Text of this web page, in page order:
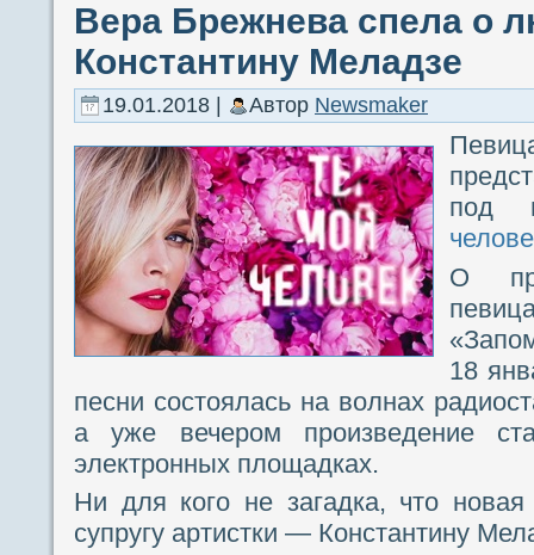
Вера Брежнева спела о
Константину Меладзе
19.01.2018 | Автор Newsmaker
под
О
18
песни состоялась на волнах
а уже вечером произведение
электронных площадках.
Ни для кого не загадка, что
супругу артистки — Константину